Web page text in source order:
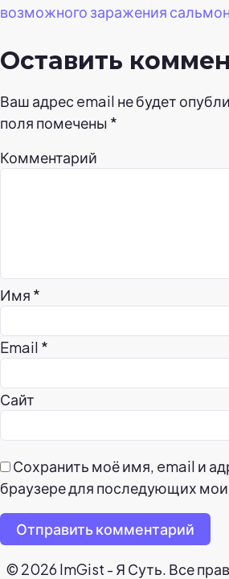
возможного заражения
Оставить
Ваш адрес email не будет
поля помечены *
Комментарий
Имя *
Email *
Сайт
Сохранить моё имя, email и
браузере для последующих
Отправить комментарий
© 2026 ImGist - Я Суть. Все